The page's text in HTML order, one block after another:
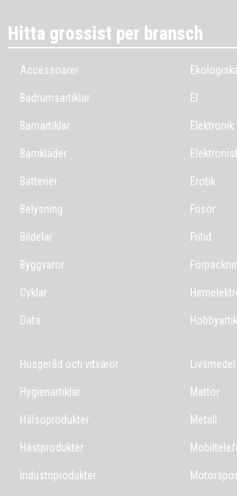
Hitta grossist per bransch
Accessoarer
Badrumsartiklar
Barnartiklar
Barnkläder
Batterier
Belysning
Bildelar
Byggvaror
Cyklar
Data
El
Elektronik
Erotik
Frisör
Fritid
Husgeråd och vitvaror
Hygienartiklar
Hälsoprodukter
Hästprodukter
Industriprodukter
Livsmedel
Mattor
Metall